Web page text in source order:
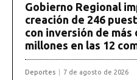
Gobierno Regional
creación de 246
con inversión de más
millones en las 12
Deportes 7 de agosto de 2026